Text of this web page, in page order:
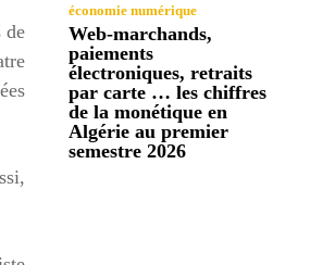
de
économie numérique
Web-marchands,
paiements
électroniques, retraits
par carte … les chiffres
de la monétique en
Algérie au premier
semestre 2026